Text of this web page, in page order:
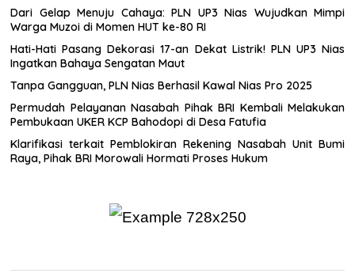
Dari Gelap Menuju Cahaya: PLN UP3 Nias Wujudkan Mimpi
Warga Muzoi di Momen HUT ke-80 RI
Hati-Hati Pasang Dekorasi 17-an Dekat Listrik! PLN UP3 Nias
Ingatkan Bahaya Sengatan Maut
Tanpa Gangguan, PLN Nias Berhasil Kawal Nias Pro 2025
Permudah Pelayanan Nasabah Pihak BRI Kembali Melakukan
Pembukaan UKER KCP Bahodopi di Desa Fatufia
Klarifikasi terkait Pemblokiran Rekening Nasabah Unit Bumi
Raya, Pihak BRI Morowali Hormati Proses Hukum